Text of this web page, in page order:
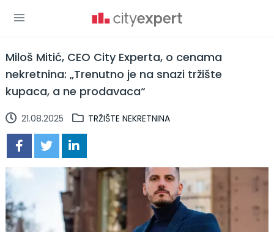
Miloš Mitić, CEO City Experta, o cenama
nekretnina: „Trenutno je na snazi tržište
kupaca, a ne prodavaca“
21.08.2025 TRŽIŠTE NEKRETNINA